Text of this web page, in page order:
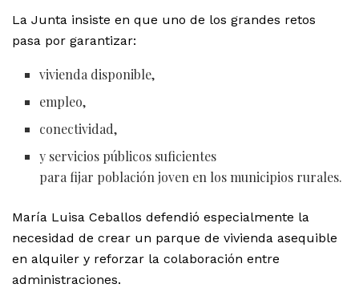
La Junta insiste en que uno de los grandes retos
pasa por garantizar:
vivienda disponible,
empleo,
conectividad,
y servicios públicos suficientes
para fijar población joven en los municipios rurales.
María Luisa Ceballos defendió especialmente la
necesidad de crear un parque de vivienda asequible
en alquiler y reforzar la colaboración entre
administraciones.